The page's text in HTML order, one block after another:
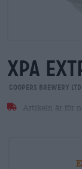
xpa
Coopers Brewery Ltd.
Artikeln är för